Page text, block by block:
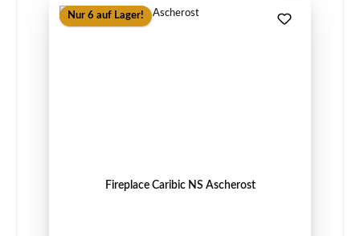
Nur 6 auf Lager!
Fireplace Caribic NS Ascherost